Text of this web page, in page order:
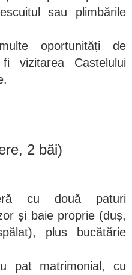
sau plimbările
oportunități de
vizitarea Castelului
2 băi)
cu două paturi
și baie proprie (duș,
plus bucătărie
pat matrimonial, cu